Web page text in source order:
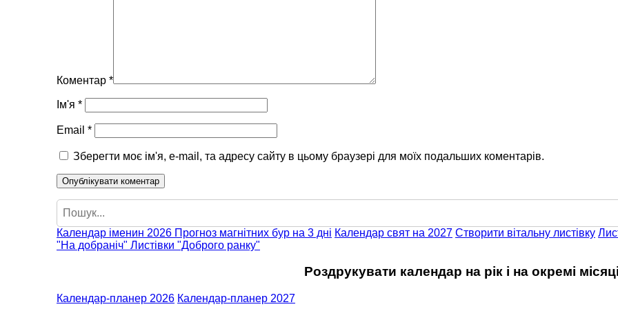
Коментар *
Ім'я *
Email *
Зберегти моє ім'я, e-mail, та адресу сайту в цьому браузері для моїх подальших коментарів.
Пошук
Календар іменин 2026 Прогноз магнітних бур на 3 дні Календар свят на 2027 Створити вітальну листівку
"На добраніч" Листівки "Доброго ранку"
Роздрукувати календар на рік і на окремі
Календар-планер 2026 Календар-планер 2027